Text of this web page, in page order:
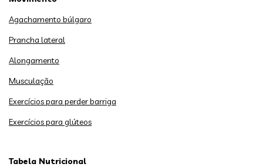
Agachamento búlgaro
Prancha lateral
Alongamento
Musculação
Exercícios para perder barriga
Exercícios para glúteos
Tabela Nutricional